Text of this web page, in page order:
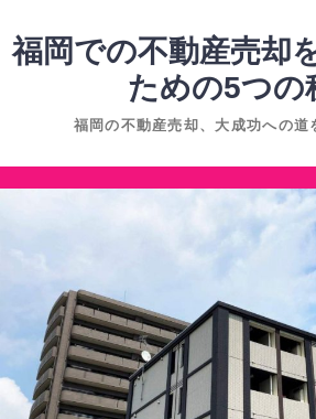
ン
へ
ス
福岡での不動産売却
ための5つの
福岡の不動産売却、大成功への道
コ
へ
ス
キ